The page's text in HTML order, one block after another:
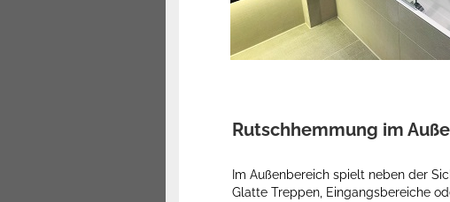
Rutschhemmung im
Im Außenbereich spielt neben der
Glatte Treppen, Eingangsbereiche